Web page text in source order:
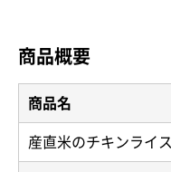
商品概要
商品名
産直米のチキンライス